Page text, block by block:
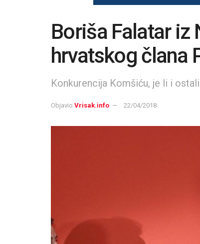
Boriša Falatar iz
hrvatskog člana
Konkurencija Komšiću, je li i
Objavio Vrisak.info 22/04/2018